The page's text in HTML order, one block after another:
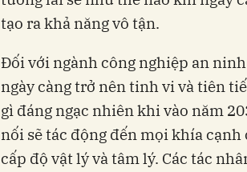
tạo ra khả năng vô tận.
Đối với ngành công nghiệp an
ngày càng trở nên tinh vi và tiên
gì đáng ngạc nhiên khi vào năm
nối sẽ tác động đến mọi khía cạnh
cấp độ vật lý và tâm lý. Các tác